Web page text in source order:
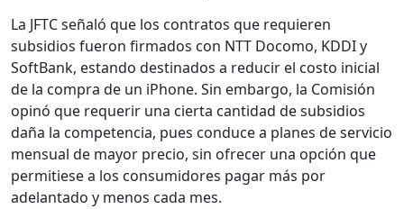
La JFTC señaló que los contratos que requieren
subsidios fueron firmados con NTT Docomo, KDDI y
SoftBank, estando destinados a reducir el costo inicial
de la compra de un iPhone. Sin embargo, la Comisión
opinó que requerir una cierta cantidad de subsidios
daña la competencia, pues conduce a planes de servicio
mensual de mayor precio, sin ofrecer una opción que
permitiese a los consumidores pagar más por
adelantado y menos cada mes.